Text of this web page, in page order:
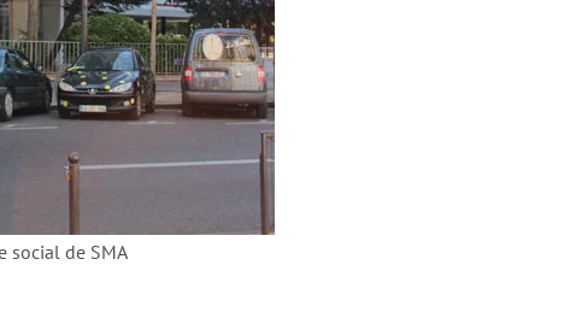
social de SMA